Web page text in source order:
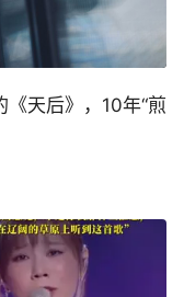
天后》，10年“煎